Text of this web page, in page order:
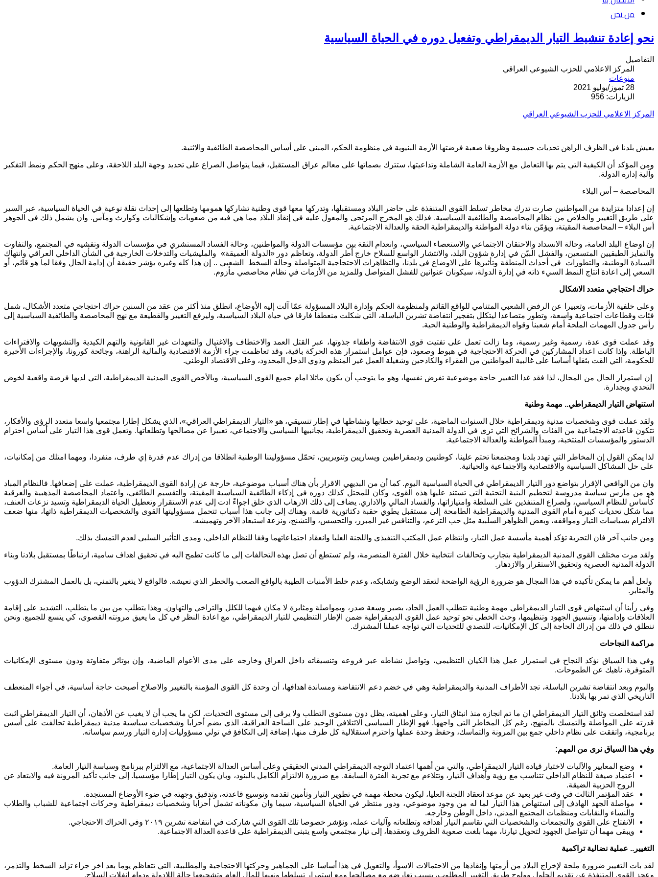
من نحن
نحو إعادة تنشيط التيار الديمقراطي وتفعيل دوره في الحياة السياسية
التفاصيل
المركز الاعلامي للحزب الشيوعي العراقي
منوعات
28 تموز/يوليو 2021
الزيارات: 956
المركز الاعلامي للحزب الشيوعي العراقي
يعيش بلدنا في الظرف الراهن تحديات جسيمة وظروفا صعبة فرضتها الأزمة البنيوية في منظومة الحكم، المبني على أساس المحاصصة الطائفية والاثنية.
ومن المؤكد أن الكيفية التي يتم بها التعامل مع الأزمة العامة الشاملة وتداعيتها، ستترك بصماتها على معالم عراق المستقبل، فيما يتواصل الصراع على تحديد وجهة البلد اللاحقة، وعلى منهج الحكم ونمط التفكير
وآلية إدارة الدولة.
المحاصصة – أس البلاء
إن إعدادا متزايدة من المواطنين صارت تدرك مخاطر تسلط القوى المتنفذة على حاضر البلاد ومستقبلها، وتدركها معها قوى وطنية تشاركها همومها وتطلعها إلى إحداث نقلة نوعية في الحياة السياسية، عبر السير
على طريق التغيير والخلاص من نظام المحاصصة والطائفية السياسية. فذلك هو المخرج المرتجى والمعول عليه في إنقاذ البلاد مما هي فيه من صعوبات وإشكاليات وكوارث ومآس. وان يشمل ذلك في الجوهر
أس البلاء – المحاصصة المقيتة، ويؤمّن بناء دولة المواطنة والديمقراطية الحقة والعدالة الاجتماعية.
إن اوضاع البلد العامة، وحالة الانسداد والاحتقان الاجتماعي والاستعصاء السياسي، وانعدام الثقة بين مؤسسات الدولة والمواطنين، وحالة الفساد المستشري في مؤسسات الدولة وتفشيه في المجتمع، والتفاوت
والتمايز الطبقيين المتسعين، والفشل البيّن في إدارة شؤون البلد، والانتشار الواسع للسلاح خارج أطر الدولة، وتعاظم دور «الدولة العميقة» والمليشيات والتدخلات الخارجية في الشأن الداخلي العراقي وانتهاك
السيادة الوطنية، والتطورات في أحداث المنطقة وتأثيرها على الاوضاع في بلدنا، والتظاهرات الاحتجاجية المتواصلة وحالة السخط الشعبي .. إن هذا كله وغيره يؤشر حقيقة أن إدامة الحال وفقا لما هو قائم، أو
السعي إلى اعادة انتاج النمط السيء ذاته في إدارة الدولة، سيكونان عنوانين للفشل المتواصل وللمزيد من الأزمات في نظام محاصصي مأزوم.
حراك احتجاجي متعدد الاشكال
وعلى خلفية الأزمات، وتعبيرا عن الرفض الشعبي المتنامي للواقع القائم ولمنظومة الحكم وإدارة البلاد المسؤولة عمّا آلت إليه الأوضاع، انطلق منذ أكثر من عقد من السنين حراك احتجاجي متعدد الأشكال، شمل
فئات وقطاعات اجتماعية واسعة، وتطور متصاعدا ليتكلل بتفجير انتفاضة تشرين الباسلة، التي شكلت منعطفا فارقا في حياة البلاد السياسية، وليرفع التغيير والقطيعة مع نهج المحاصصة والطائفية السياسية إلى
رأس جدول المهمات الملحة أمام شعبنا وقواه الديمقراطية والوطنية الحية.
وقد عملت قوى عدة، رسمية وغير رسمية، وما زالت تعمل على تفتيت قوى الانتفاضة واطفاء جذوتها، عبر القتل العمد والاختطاف والاغتيال والتعهدات غير القانونية والتهم الكيدية والتشويهات والافتراءات
الباطلة. وإذا كانت اعداد المشاركين في الحركة الاحتجاجية في هبوط وصعود، فإن عوامل استمرار هذه الحركة باقية، وقد تعاظمت جراء الأزمة الاقتصادية والمالية الراهنة، وجائحة كورونا، والإجراءات الأخيرة
للحكومة، التي القت بثقلها أساسا على غالبية المواطنين من الفقراء والكادحين وشغيلة العمل غير المنظم وذوي الدخل المحدود، وعلى الاقتصاد الوطني.
إن استمرار الحال من المحال، لذا فقد غدا التغيير حاجة موضوعية تفرض نفسها، وهو ما يتوجب أن يكون ماثلا امام جميع القوى السياسية، وبالأخص القوى المدنية الديمقراطية، التي لديها فرصة واقعية لخوض
التحدي وبجدارة.
استنهاض التيار الديمقراطي.. مهمة وطنية
ولقد عملت قوى وشخصيات مدنية وديمقراطية خلال السنوات الماضية، على توحيد خطابها ونشاطها في إطار تنسيقي، هو «التيار الديمقراطي العراقي»، الذي يشكل إطارا مجتمعيا واسعا متعدد الرؤى والأفكار،
تتكون قاعدته الاجتماعية من الفئات والشرائح التي ترى في الدولة المدنية العصرية وتحقيق الديمقراطية، بجانبيها السياسي والاجتماعي، تعبيرا عن مصالحها وتطلعاتها. وتعمل قوى هذا التيار على أساس احترام
الدستور والمؤسسات المنتخبة، ومبدأ المواطنة والعدالة الاجتماعية.
لذا يمكن القول إن المخاطر التي تهدد بلدنا ومجتمعنا تحتم علينا، كوطنيين وديمقراطيين ويساريين وتنويريين، تحمّل مسؤوليتنا الوطنية انطلاقا من إدراك عدم قدرة إي طرف، منفردا، ومهما امتلك من إمكانيات،
على حل المشاكل السياسية والاقتصادية والاجتماعية والحياتية.
وان من الواقعي الإقرار بتواضع دور التيار الديمقراطي في الحياة السياسية اليوم. كما أن من البديهي الاقرار بأن هناك أسباب موضوعية، خارجة عن إرادة القوى الديمقراطية، عملت على إضعافها. فالنظام المباد
هو من مارس سياسة مدروسة لتحطيم البنية التحتية التي تستند عليها هذه القوى، وكان للمحتل كذلك دوره في إذكاء الطائفية السياسية المقيتة، والتقسيم الطائفي، واعتماد المحاصصة المذهبية والعرقية
كأساس للنظام السياسي، ولصراع المتنفذين على السلطة وامتيازاتها، والفساد المالي والاداري. يضاف إلى ذلك الارهاب الذي خلق اجواءً ادت إلى عدم الاستقرار وتعطيل الحياة الديمقراطية وتسيد نزعات العنف،
مما شكل تحديات كبيرة أمام القوى المدنية والديمقراطية الطامحة إلى مستقبل يطوي حقبة دكتاتورية قاتمة. وهناك إلى جانب هذا أسباب تتحمل مسؤوليتها القوى والشخصيات الديمقراطية ذاتها، منها ضعف
الالتزام بسياسات التيار ومواقفه، وبعض الظواهر السلبية مثل حب التزعم، والتنافس غير المبرر، والتحسس، والتشنج، ونزعة استبعاد الآخر وتهميشه.
ومن جانب آخر فان التجربة تؤكد أهمية مأسسة عمل التيار، وانتظام عمل المكتب التنفيذي واللجنة العليا وانعقاد اجتماعاتهما وفقا للنظام الداخلي، ومدى التأثير السلبي لعدم التمسك بذلك.
ولقد مرت مختلف القوى المدنية الديمقراطية بتجارب وتحالفات انتخابية خلال الفترة المنصرمة، ولم تستطع أن تصل بهذه التحالفات إلى ما كانت تطمح اليه في تحقيق اهداف سامية، ارتباطًا بمستقبل بلادنا وبناء
الدولة المدنية العصرية وتحقيق الاستقرار والازدهار.
ولعل أهم ما يمكن تأكيده في هذا المجال هو ضرورة الرؤية الواضحة لتعقد الوضع وتشابكه، وعدم خلط الأمنيات الطيبة بالواقع الصعب والخطر الذي نعيشه. فالواقع لا يتغير بالتمني، بل بالعمل المشترك الدؤوب
والمثابر.
وفي رأينا أن استنهاض قوى التيار الديمقراطي مهمة وطنية تتطلب العمل الجاد، بصبر وسعة صدر، وبمواصلة ومثابرة لا مكان فيهما للكلل والتراخي والتهاون. وهذا يتطلب من بين ما يتطلب، التشديد على إقامة
العلاقات وإدامتها، وتنسيق الجهود وتنظيمها، وحث الخطى نحو توحيد عمل القوى الديمقراطية ضمن الإطار التنظيمي للتيار الديمقراطي، مع اعادة النظر في كل ما يعيق مرونته القصوى، كي يتسع للجميع. ونحن
ننطلق في ذلك من إدراك الحاجة إلى كل الإمكانيات، للتصدي للتحديات التي تواجه عملنا المشترك.
مراكمة النجاحات
وفي هذا السياق نؤكد النجاح في استمرار عمل هذا الكيان التنظيمي، وتواصل نشاطه عبر فروعه وتنسيقاته داخل العراق وخارجه على مدى الأعوام الماضية، وإن بوتائر متفاوتة ودون مستوى الإمكانيات
المتوفرة، ناهيك عن الطموحات.
واليوم وبعد انتفاضة تشرين الباسلة، تجد الأطراف المدنية والديمقراطية وهي في خضم دعم الانتفاضة ومساندة اهدافها، أن وحدة كل القوى المؤمنة بالتغيير والاصلاح أصبحت حاجة أساسية، في أجواء المنعطف
التاريخي الذي تمر بها بلادنا.
لقد استخلصت وثائق التيار الديمقراطي ان ما تم انجازه منذ انبثاق التيار، وعلى اهميته، يظل دون مستوى التطلب ولا يرقى إلى مستوى التحديات. لكن ما يجب أن لا يغيب عن الأذهان، أن التيار الديمقراطي اثبت
قدرته على المواصلة والتمسك بالمنهج، رغم كل المخاطر التي واجهها. فهو الإطار السياسي الائتلافي الوحيد على الساحة العراقية، الذي يضم أحزابا وشخصيات سياسية مدنية ديمقراطية تحالفت على أسس
برنامجية، واتفقت على نظام داخلي جمع بين المرونة والتماسك، وحفظ وحدة عملها واحترم استقلالية كل طرف منها، إضافة إلى التكافؤ في تولي مسؤوليات إدارة التيار ورسم سياساته.
وفِي هذا السياق نرى من المهم:
وضع المعايير والآليات لاختيار قيادة التيار الديمقراطي، والتي من أهمها اعتماد التوجه الديمقراطي المدني الحقيقي وعلى أساس العدالة الاجتماعية، مع الالتزام ببرنامج وسياسة التيار العامة.
اعتماد صيغة للنظام الداخلي تتناسب مع رؤية وأهداف التيار، وتتلاءم مع تجربة الفترة السابقة. مع ضرورة الالتزام الكامل بالبنود، وبان يكون التيار إطارا مؤسسيا. إلى جانب تأكيد المرونة فيه والابتعاد عن
الروح الحزبية الضيقة.
عقد المؤتمر الثالث في وقت غير بعيد عن موعد انعقاد اللجنة العليا، ليكون محطة مهمة في تطوير التيار وتأمين تقدمه وتوسيع قاعدته، وتدقيق وجهته في ضوء الأوضاع المستجدة.
مواصلة الجهد الهادف إلى استنهاض هذا التيار لما له من وجود موضوعي، ودور منتظر في الحياة السياسية، سيما وان مكوناته تشمل أحزابا وشخصيات ديمقراطية وحركات اجتماعية للشباب والطلاب
والنساء والنقابات ومنظمات المجتمع المدني، داخل الوطن وخارجه.
الانفتاح على القوى والتجمعات والشخصيات التي تقاسم التيار أهدافه وتطلعاته وآليات عمله، ونؤشر خصوصا تلك القوى التي شاركت في انتفاضة تشرين ٢٠١٩ وفي الحراك الاحتجاجي.
ويبقى مهما أن تتواصل الجهود لتحويل تيارنا، مهما بلغت صعوبة الظروف وتعقدها، إلى تيار مجتمعي واسع يتبنى الديمقراطية على قاعدة العدالة الاجتماعية.
التغيير.. عملية نضالية تراكمية
لقد بات التغيير ضرورة ملحة لإخراج البلاد من أزمتها وإنقاذها من الاحتمالات الاسوأ، والتعويل في هذا أساسا على الجماهير وحركتها الاحتجاجية والمطلبية، التي تتعاظم يوما بعد اخر جراء تزايد السخط والتذمر،
وعجز القوى المتنفذة عن تقديم الحلول وولوج طريق التغيير المطلوب، بسبب تعارضه مع مصالحها ومع استمرار تسلطها ونهبها للمال العام وتشجيعها حالة اللادولة ودوام انفلات السلاح.